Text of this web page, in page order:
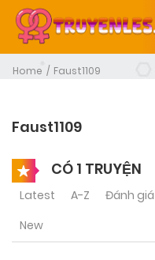
Home Faust1109
Faust1109
CÓ 1 TRUYỆN
Latest A-Z Đánh giá
New